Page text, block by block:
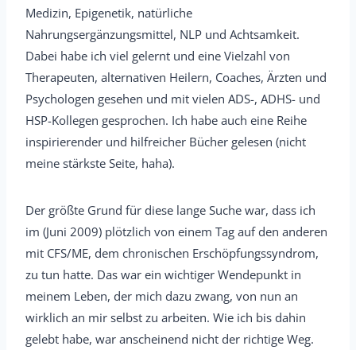
Medizin, Epigenetik, natürliche
Nahrungsergänzungsmittel, NLP und Achtsamkeit.
Dabei habe ich viel gelernt und eine Vielzahl von
Therapeuten, alternativen Heilern, Coaches, Ärzten und
Psychologen gesehen und mit vielen ADS-, ADHS- und
HSP-Kollegen gesprochen. Ich habe auch eine Reihe
inspirierender und hilfreicher Bücher gelesen (nicht
meine stärkste Seite, haha).
Der größte Grund für diese lange Suche war, dass ich
im (Juni 2009) plötzlich von einem Tag auf den anderen
mit CFS/ME, dem chronischen Erschöpfungssyndrom,
zu tun hatte. Das war ein wichtiger Wendepunkt in
meinem Leben, der mich dazu zwang, von nun an
wirklich an mir selbst zu arbeiten. Wie ich bis dahin
gelebt habe, war anscheinend nicht der richtige Weg.